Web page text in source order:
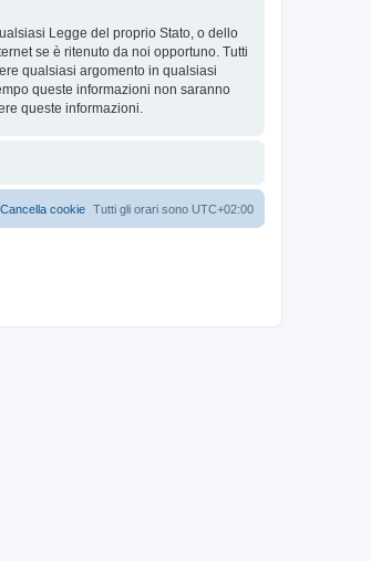
Legge del proprio Stato, o dello
se è ritenuto da noi opportuno. Tutti
qualsiasi argomento in qualsiasi
queste informazioni non saranno
queste informazioni.
Tutti gli orari sono UTC+02:00
Cancella cookie